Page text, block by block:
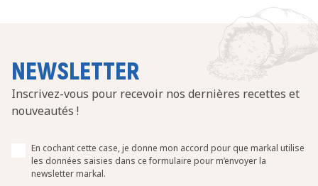
NEWSLETTER
Inscrivez-vous pour recevoir nos dernières recettes et
nouveautés !
En cochant cette case, je donne mon accord pour que markal utilise
les données saisies dans ce formulaire pour m’envoyer la
newsletter markal.